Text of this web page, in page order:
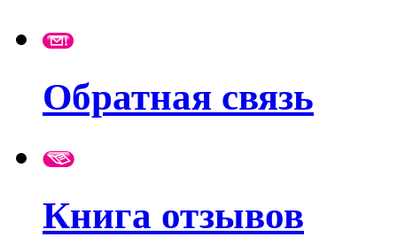
Обратная связь
Книга отзывов